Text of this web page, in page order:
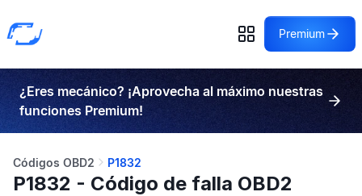
Premium
¿Eres mecánico? ¡Aprovecha al máximo nuestras
funciones Premium!
Códigos OBD2 P1832
P1832 - Código de falla OBD2